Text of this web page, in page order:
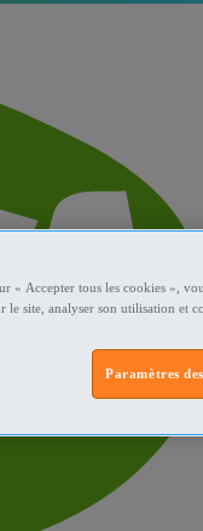
« Accepter tous les cookies »,
le site, analyser son utilisation et
Paramètres